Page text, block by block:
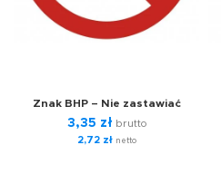
Znak BHP – Nie zastawiać
3,35 zł brutto
2,72 złnetto